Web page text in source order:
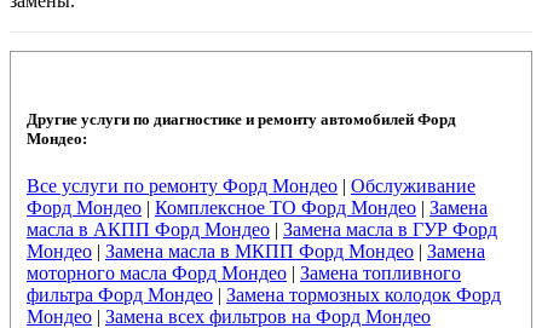
Другие услуги по диагностике и ремонту автомобилей Форд
Мондео:
Все услуги по ремонту Форд Мондео| Обслуживание
Форд Мондео| Комплексное ТО Форд Мондео| Замена
масла в АКПП Форд Мондео| Замена масла в ГУР Форд
Мондео| Замена масла в МКПП Форд Мондео| Замена
моторного масла Форд Мондео| Замена топливного
фильтра Форд Мондео| Замена тормозных колодок Форд
Мондео| Замена всех фильтров на Форд Мондео